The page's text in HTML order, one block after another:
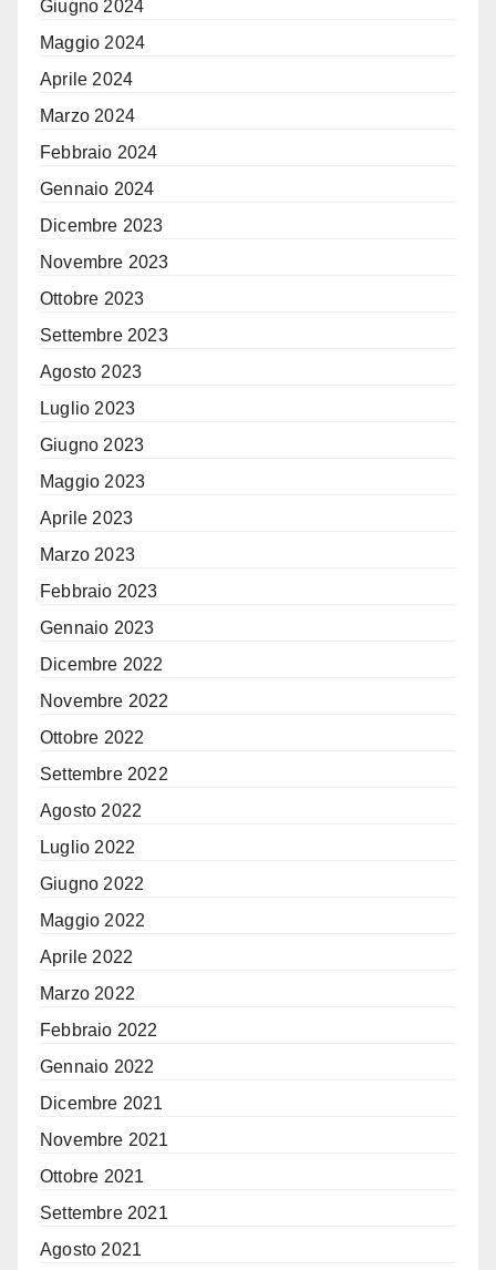
Giugno 2024
Maggio 2024
Aprile 2024
Marzo 2024
Febbraio 2024
Gennaio 2024
Dicembre 2023
Novembre 2023
Ottobre 2023
Settembre 2023
Agosto 2023
Luglio 2023
Giugno 2023
Maggio 2023
Aprile 2023
Marzo 2023
Febbraio 2023
Gennaio 2023
Dicembre 2022
Novembre 2022
Ottobre 2022
Settembre 2022
Agosto 2022
Luglio 2022
Giugno 2022
Maggio 2022
Aprile 2022
Marzo 2022
Febbraio 2022
Gennaio 2022
Dicembre 2021
Novembre 2021
Ottobre 2021
Settembre 2021
Agosto 2021